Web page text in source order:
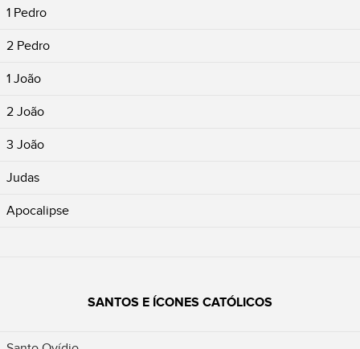
1 Pedro
2 Pedro
1 João
2 João
3 João
Judas
Apocalipse
SANTOS E ÍCONES CATÓLICOS